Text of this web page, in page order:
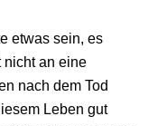
etwas sein, es
nicht an eine
nach dem Tod
Leben gut